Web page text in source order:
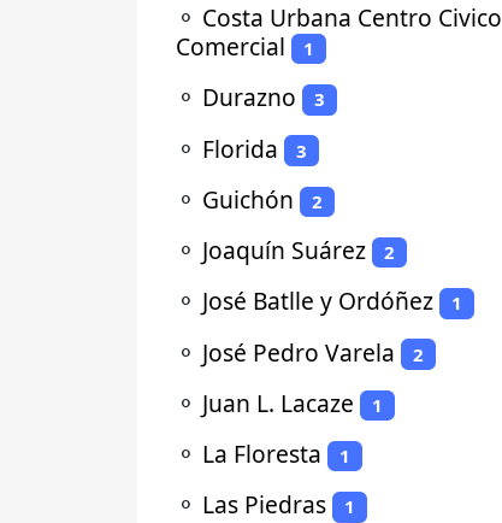
⚬ Costa Urbana Centro Civico
Comercial
1
⚬ Durazno 3
⚬ Florida 3
⚬ Guichón 2
⚬ Joaquín Suárez 2
⚬ José Batlle y Ordóñez 1
⚬ José Pedro Varela 2
⚬ Juan L. Lacaze 1
⚬ La Floresta 1
⚬ Las Piedras 1